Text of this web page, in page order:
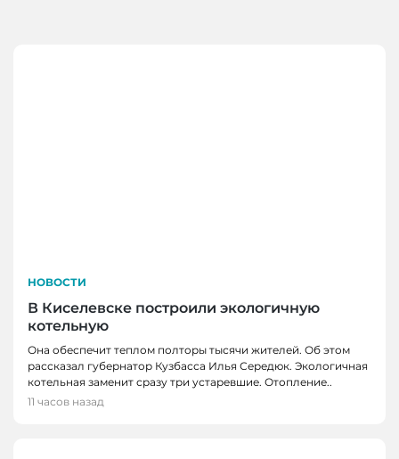
НОВОСТИ
В Киселевске построили экологичную
котельную
Она обеспечит теплом полторы тысячи жителей. Об этом
рассказал губернатор Кузбасса Илья Середюк. Экологичная
котельная заменит сразу три устаревшие. Отопление..
11 часов назад